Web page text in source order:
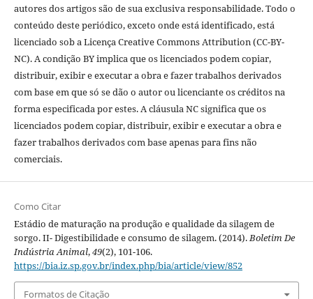
autores dos artigos são de sua exclusiva responsabilidade. Todo o
conteúdo deste periódico, exceto onde está identificado, está
licenciado sob a Licença Creative Commons Attribution (CC-BY-
NC). A condição BY implica que os licenciados podem copiar,
distribuir, exibir e executar a obra e fazer trabalhos derivados
com base em que só se dão o autor ou licenciante os créditos na
forma especificada por estes. A cláusula NC significa que os
licenciados podem copiar, distribuir, exibir e executar a obra e
fazer trabalhos derivados com base apenas para fins não
comerciais.
Como Citar
Estádio de maturação na produção e qualidade da silagem de
sorgo. II- Digestibilidade e consumo de silagem. (2014).Boletim De
Indústria Animal,49(2), 101-106.
https://bia.iz.sp.gov.br/index.php/bia/article/view/852
Formatos de Citação